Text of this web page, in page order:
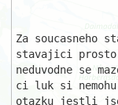
Za soucasneho
stavajici
neduvodne se
ci luk si
otazku jestli